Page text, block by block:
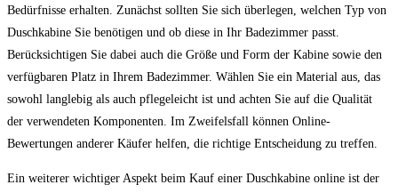
Bedürfnisse erhalten. Zunächst sollten Sie sich überlegen, welchen Typ von
Duschkabine Sie benötigen und ob diese in Ihr Badezimmer passt.
Berücksichtigen Sie dabei auch die Größe und Form der Kabine sowie den
verfügbaren Platz in Ihrem Badezimmer. Wählen Sie ein Material aus, das
sowohl langlebig als auch pflegeleicht ist und achten Sie auf die Qualität
der verwendeten Komponenten. Im Zweifelsfall können Online-
Bewertungen anderer Käufer helfen, die richtige Entscheidung zu treffen.
Ein weiterer wichtiger Aspekt beim Kauf einer Duschkabine online ist der